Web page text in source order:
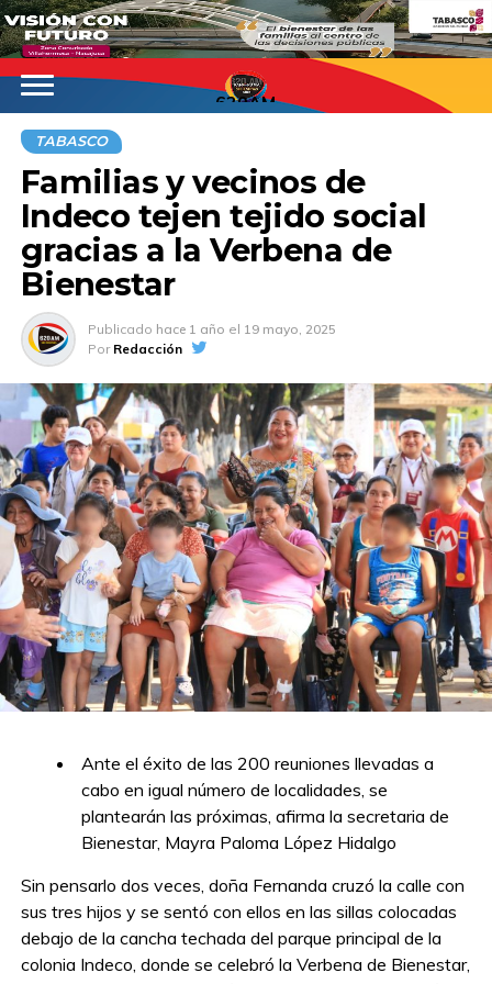
620AM
TABASCO
Familias y vecinos de
Indeco tejen tejido social
gracias a la Verbena de
Bienestar
Publicado hace 1 año el 19 mayo, 2025
Por Redacción
Ante el éxito de las 200 reuniones llevadas a
cabo en igual número de localidades, se
plantearán las próximas, afirma la secretaria de
Bienestar, Mayra Paloma López Hidalgo
Sin pensarlo dos veces, doña Fernanda cruzó la calle con
sus tres hijos y se sentó con ellos en las sillas colocadas
debajo de la cancha techada del parque principal de la
colonia Indeco, donde se celebró la Verbena de Bienestar,